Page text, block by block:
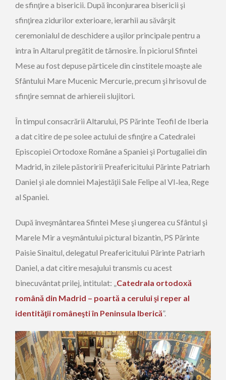
de sfinţire a bisericii. După înconjurarea bisericii şi
sfinţirea zidurilor exterioare, ierarhii au săvârşit
ceremonialul de deschidere a uşilor principale pentru a
intra în Altarul pregătit de târnosire. În piciorul Sfintei
Mese au fost depuse părticele din cinstitele moaşte ale
Sfântului Mare Mucenic Mercurie, precum şi hrisovul de
sfinţire semnat de arhiereii slujitori.
În timpul consacrării Altarului, PS Părinte Teofil de Iberia
a dat citire de pe solee actului de sfinţire a Catedralei
Episcopiei Ortodoxe Române a Spaniei şi Portugaliei din
Madrid, în zilele păstoririi Preafericitului Părinte Patriarh
Daniel şi ale domniei Majestăţii Sale Felipe al VI‑lea, Rege
al Spaniei.
După înveşmântarea Sfintei Mese şi ungerea cu Sfântul şi
Marele Mir a veşmântului pictural bizantin, PS Părinte
Paisie Sinaitul, delegatul Preafericitului Părinte Patriarh
Daniel, a dat citire mesajului transmis cu acest
binecuvântat prilej, intitulat: „ Catedrala ortodoxă
română din Madrid – poartă a cerului şi reper al
identităţii româneşti în Peninsula Iberică”.